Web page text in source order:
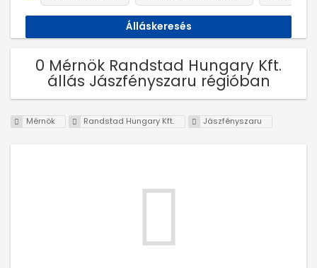
0 Mérnök Randstad Hungary Kft.
állás Jászfényszaru régióban
Mérnök Randstad Hungary Kft. Jászfényszaru